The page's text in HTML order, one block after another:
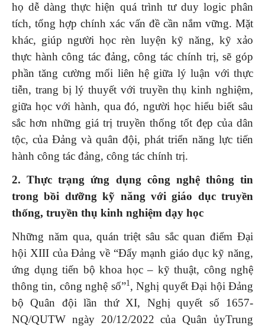
họ dễ dàng thực hiện quá trình tư duy logic phân
tích, tổng hợp chính xác vấn đề cần nắm vững. Mặt
khác, giúp người học rèn luyện kỹ năng, kỹ xảo
thực hành công tác đảng, công tác chính trị, sẽ góp
phần tăng cường mối liên hệ giữa lý luận với thực
tiễn, trang bị lý thuyết với truyền thụ kinh nghiệm,
giữa học với hành, qua đó, người học hiểu biết sâu
sắc hơn những giá trị truyền thống tốt đẹp của dân
tộc, của Đảng và quân đội, phát triển năng lực tiến
hành công tác đảng, công tác chính trị.
2.Thực trạng ứng dụng công nghệ thông tin
trong bồi dưỡng kỹ năng với giáo dục truyền
thống, truyền thụ kinh nghiệm dạy học
Những năm qua, quán triệt sâu sắc quan điểm Đại
hội XIII của Đảng về “Đẩy mạnh giáo dục kỹ năng,
ứng dụng tiến bộ khoa học – kỹ thuật, công nghệ
thông tin, công nghệ số”1, Nghị quyết Đại hội Đảng
bộ Quân đội lần thứ XI, Nghị quyết số 1657-
NQ/QUTW ngày 20/12/2022 của Quân ủyTrung